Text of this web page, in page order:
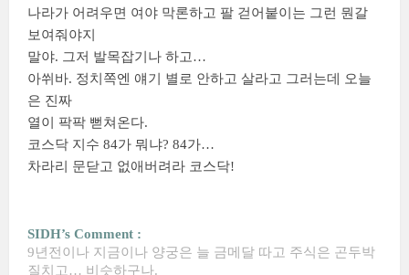
나라가 어려우면 여야 막론하고 팔 걷어붙이는 그런 뭔갈
보여줘야지
말야. 그저 발목잡기나 하고…
아쒸바. 정치쪽엔 얘기 별로 안하고 살라고 그러는데 오늘
은 진짜
열이 팍팍 뻗쳐온다.
코스닥 지수 84가 뭐냐? 84가…
차라리 문닫고 없애버려라 코스닥!
SIDH’s Comment :
9년전이나 지금이나 양궁은 늘 금메달 따고 주식은 곤두박
질치고… 비슷하구나.